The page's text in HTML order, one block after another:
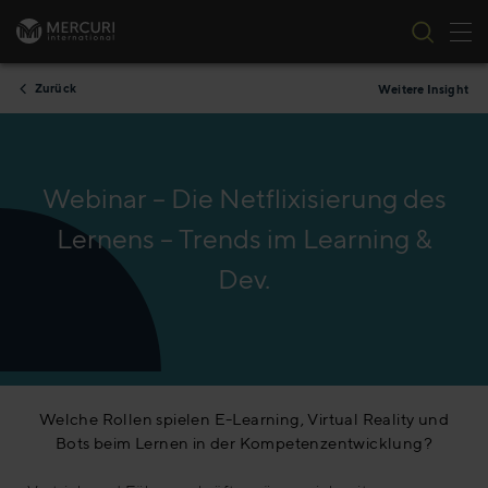
Zum Inhalt springen
Zurück Weitere Insight
Webinar – Die Netflixisierung des
Lernens – Trends im Learning &
Dev.
Welche Rollen spielen E-Learning, Virtual Reality und
Bots beim Lernen in der Kompetenzentwicklung?